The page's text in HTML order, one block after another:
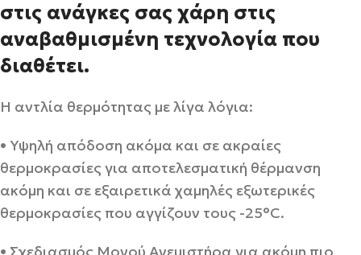
στις ανάγκες σας χάρη στις
αναβαθμισμένη τεχνολογία που
διαθέτει.
Η αντλία θερμότητας με λίγα λόγια:
• Υψηλή απόδοση ακόμα και σε ακραίες
θερμοκρασίες για αποτελεσματική θέρμανση
ακόμη και σε εξαιρετικά χαμηλές εξωτερικές
θερμοκρασίες που αγγίζουν τους -25°C.